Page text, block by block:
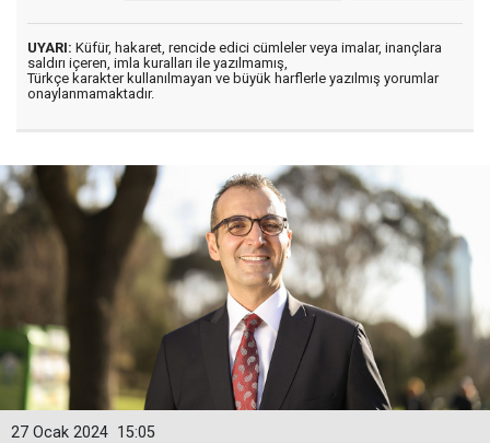
UYARI: Küfür, hakaret, rencide edici cümleler veya imalar, inançlara
saldırı içeren, imla kuralları ile yazılmamış,
Türkçe karakter kullanılmayan ve büyük harflerle yazılmış yorumlar
onaylanmamaktadır.
15:05
27 Ocak 2024